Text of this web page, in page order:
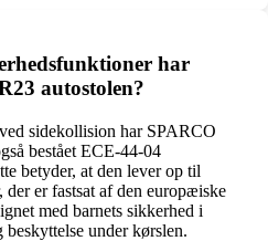
har
autostolen?
sidekollision har SPARCO
bestået ECE-44-04
betyder, at den lever op til
der er fastsat af den europæiske
med barnets sikkerhed i
under kørslen.